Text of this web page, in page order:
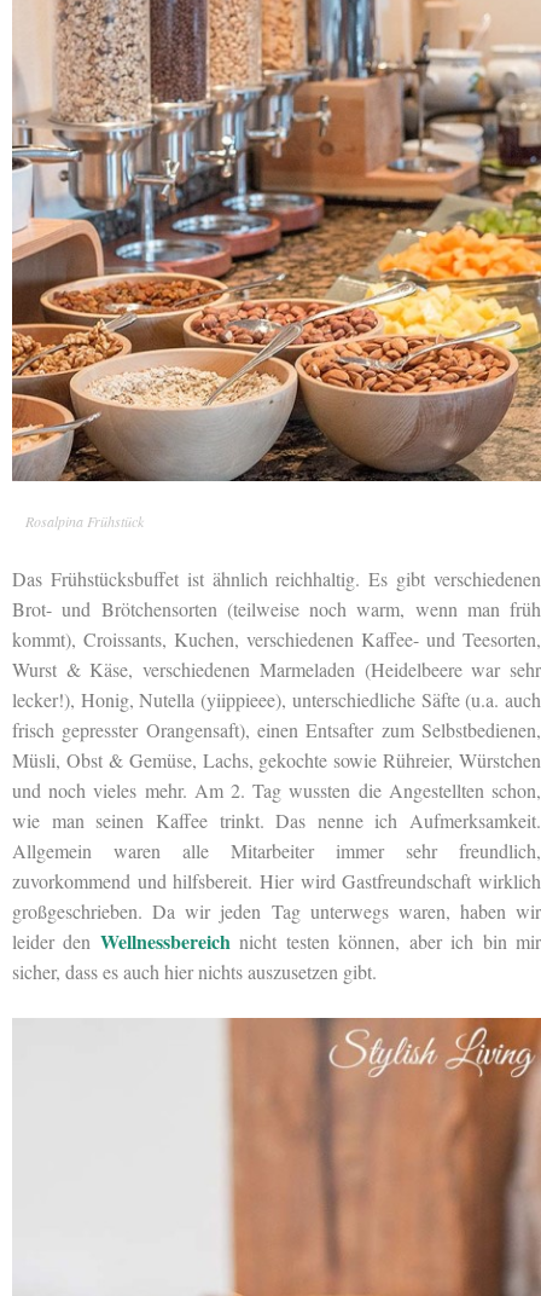
Rosalpina Frühstück
Das Frühstücksbuffet ist ähnlich reichhaltig. Es gibt verschiedenen
Brot- und Brötchensorten (teilweise noch warm, wenn man früh
kommt), Croissants, Kuchen, verschiedenen Kaffee- und Teesorten,
Wurst & Käse, verschiedenen Marmeladen (Heidelbeere war sehr
lecker!), Honig, Nutella (yiippieee), unterschiedliche Säfte (u.a. auch
frisch gepresster Orangensaft), einen Entsafter zum Selbstbedienen,
Müsli, Obst & Gemüse, Lachs, gekochte sowie Rühreier, Würstchen
und noch vieles mehr. Am 2. Tag wussten die Angestellten schon,
wie man seinen Kaffee trinkt. Das nenne ich Aufmerksamkeit.
Allgemein waren alle Mitarbeiter immer sehr freundlich,
zuvorkommend und hilfsbereit. Hier wird Gastfreundschaft wirklich
großgeschrieben. Da wir jeden Tag unterwegs waren, haben wir
leider den Wellnessbereich nicht testen können, aber ich bin mir
sicher, dass es auch hier nichts auszusetzen gibt.